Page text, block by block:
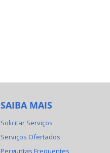
SAIBA MAIS
Solicitar Serviços
Serviços Ofertados
Perguntas Frequentes